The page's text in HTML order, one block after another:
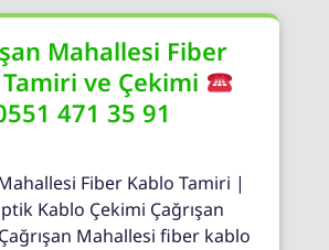
Mahallesi Fiber
ve Çekimi
471 35 91
Fiber Kablo Tamiri |
Kablo Çekimi Çağrışan
Mahallesi fiber kablo